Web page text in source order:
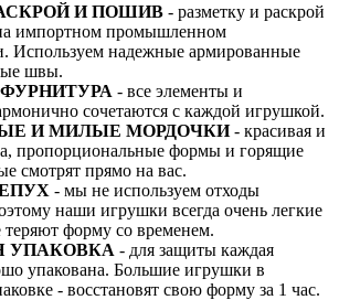
И ПОШИВ - разметку и раскрой
импортном промышленном
Используем надежные армированные
швы.
- все элементы и
сочетаются с каждой игрушкой.
И МИЛЫЕ МОРДОЧКИ- красивая и
пропорциональные формы и горящие
смотрят прямо на вас.
- мы не используем отходы
наши игрушки всегда очень легкие
теряют форму со временем.
УПАКОВКА - для защиты каждая
упакована. Большие игрушки в
- восстановят свою форму за 1 час.